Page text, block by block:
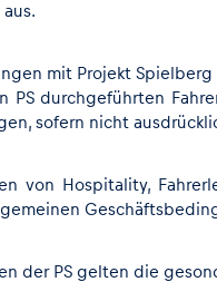
mit Projekt
durchgeführten
sofern nicht
von Hospitality,
der PS gelten die